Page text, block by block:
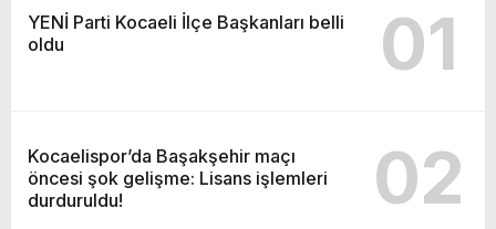
YENİ Parti Kocaeli İlçe Başkanları belli
oldu
01
Kocaelispor’da Başakşehir maçı
öncesi şok gelişme: Lisans işlemleri
durduruldu!
02